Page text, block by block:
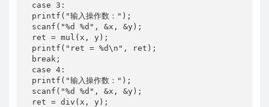
case 3:
printf("输⼊操作数：");
scanf("%d %d", &x, &y);
ret = mul(x, y);
printf("ret = %d\n", ret);
break;
case 4:
printf("输⼊操作数：");
scanf("%d %d", &x, &y);
ret = div(x, y);